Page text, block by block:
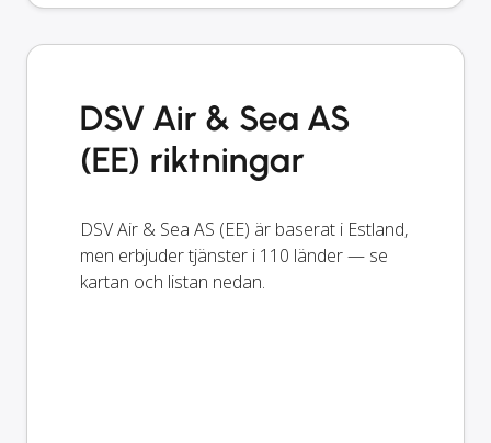
DSV Air & Sea AS
(EE) riktningar
DSV Air & Sea AS (EE) är baserat i Estland,
men erbjuder tjänster i 110 länder — se
kartan och listan nedan.